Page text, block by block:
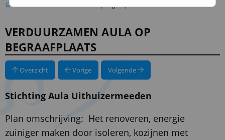
Verduurzamen Aula op begraafplaats
VERDUURZAMEN AULA OP
BEGRAAFPLAATS
Overzicht Vorige Volgende
Stichting Aula Uithuizermeeden
Plan omschrijving: Het renoveren, energie
zuiniger maken door isoleren, kozijnen met